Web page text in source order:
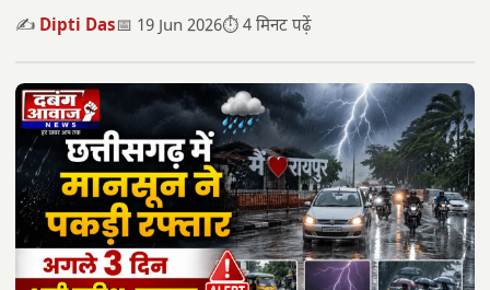
✍️ Dipti Das📅 19 Jun 2026⏱️ 4 मिनट पढ़ें